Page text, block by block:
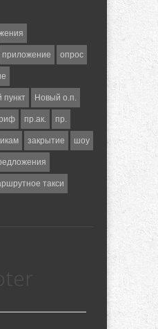
приложение опрос
пункт Новый о.п.
пр.ак. пр.
закрытие шоу
такси